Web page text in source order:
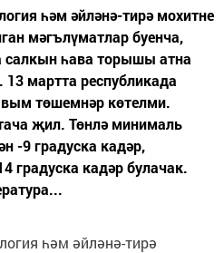
һәм әйләнә-тирә мохитне
мәгълүматлар буенча,
һава торышы атна
мартта республикада
төшемнәр көтелми.
җил. Төнлә минималь
-9 градуска кадәр,
градуска кадәр булачак.
һәм әйләнә-тирә